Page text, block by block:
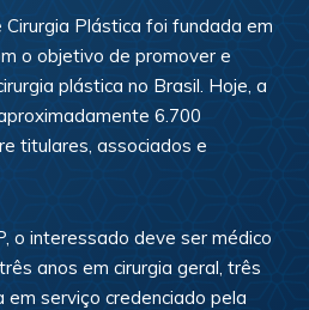
Plástica foi fundada em
o objetivo de promover e
plástica no Brasil. Hoje, a
6.700
titulares, associados e
o interessado deve ser médico
anos em cirurgia geral, três
em serviço credenciado pela